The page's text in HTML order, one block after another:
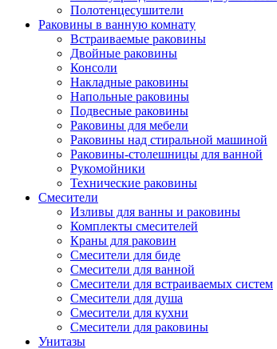
Полотенцесушители
Раковины в ванную комнату
Встраиваемые раковины
Двойные раковины
Консоли
Накладные раковины
Напольные раковины
Подвесные раковины
Раковины для мебели
Раковины над стиральной машиной
Раковины-столешницы для ванной
Рукомойники
Технические раковины
Смесители
Изливы для ванны и раковины
Комплекты смесителей
Краны для раковин
Смесители для биде
Смесители для ванной
Смесители для встраиваемых систем
Смесители для душа
Смесители для кухни
Смесители для раковины
Унитазы